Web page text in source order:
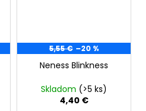
5,55 € –20 %
Neness Blinkness
Skladom (>5 ks)
4,40 €